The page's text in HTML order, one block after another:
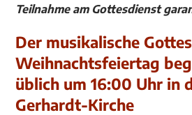
Teilnahme am Gottesdienst
Der musikalische
Weihnachtsfeiertag
üblich um 16:00 Uhr in
Gerhardt-Kirche